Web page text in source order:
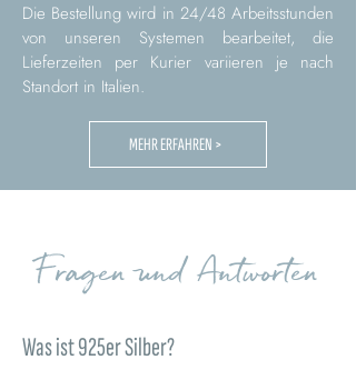
Die Bestellung wird in 24/48 Arbeitsstunden
von unseren Systemen bearbeitet, die
Lieferzeiten per Kurier variieren je nach
Standort in Italien.
MEHR ERFAHREN >
Fragen und Antworten
Was ist 925er Silber?